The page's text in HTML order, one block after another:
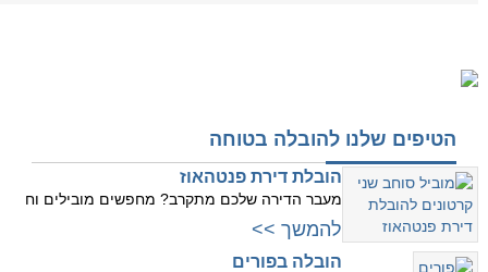
הטיפים שלנו להובלה בטוחה
הובלת דירת פנטהאוז
מעבר הדירה שלכם מתקרב? מחפשים מובילים וח
להמשך >>
הובלה בפורים